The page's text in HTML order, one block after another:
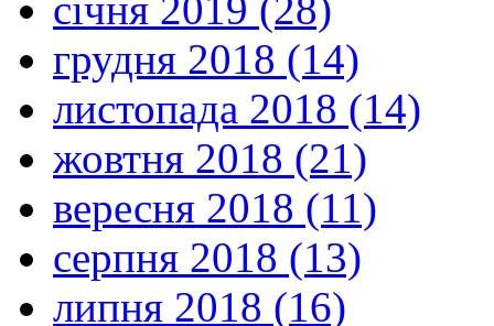
грудня 2018 (14)
листопада 2018 (14)
жовтня 2018 (21)
вересня 2018 (11)
серпня 2018 (13)
липня 2018 (16)